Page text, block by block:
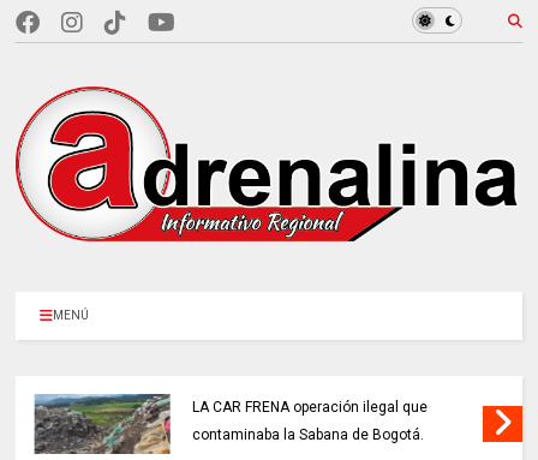
MENÚ
LA CAR FRENA operación ilegal que
contaminaba la Sabana de Bogotá.